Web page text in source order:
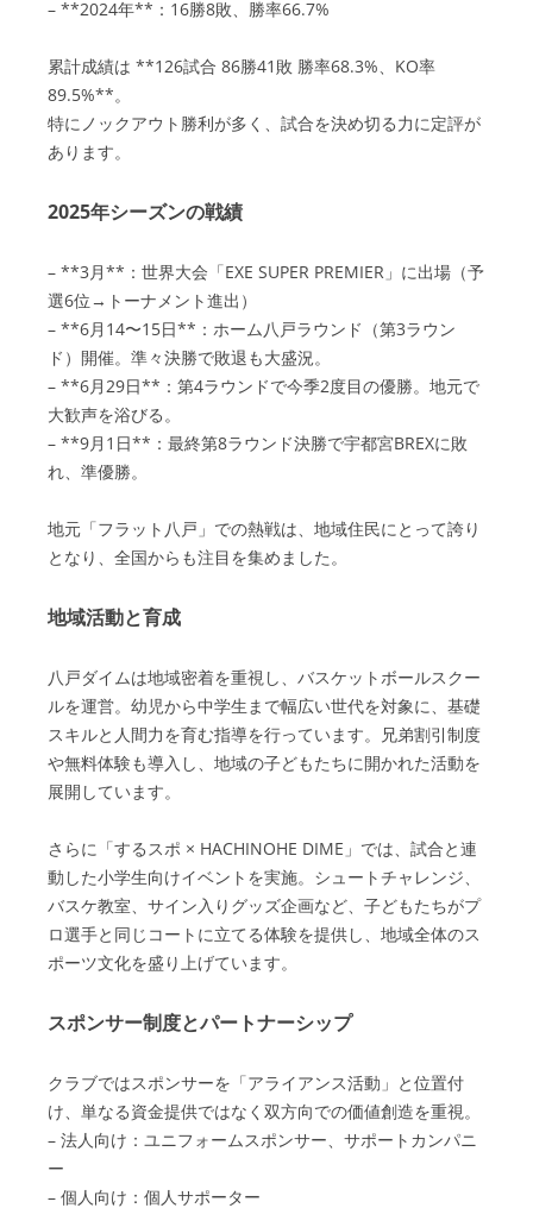
– **2024年**：16勝8敗、勝率66.7%
累計成績は **126試合 86勝41敗 勝率68.3%、KO率
89.5%**。
特にノックアウト勝利が多く、試合を決め切る力に定評が
あります。
2025年シーズンの戦績
– **3月**：世界大会「EXE SUPER PREMIER」に出場（予
選6位→トーナメント進出）
– **6月14〜15日**：ホーム八戸ラウンド（第3ラウン
ド）開催。準々決勝で敗退も大盛況。
– **6月29日**：第4ラウンドで今季2度目の優勝。地元で
大歓声を浴びる。
– **9月1日**：最終第8ラウンド決勝で宇都宮BREXに敗
れ、準優勝。
地元「フラット八戸」での熱戦は、地域住民にとって誇り
となり、全国からも注目を集めました。
地域活動と育成
八戸ダイムは地域密着を重視し、バスケットボールスクー
ルを運営。幼児から中学生まで幅広い世代を対象に、基礎
スキルと人間力を育む指導を行っています。兄弟割引制度
や無料体験も導入し、地域の子どもたちに開かれた活動を
展開しています。
さらに「するスポ × HACHINOHE DIME」では、試合と連
動した小学生向けイベントを実施。シュートチャレンジ、
バスケ教室、サイン入りグッズ企画など、子どもたちがプ
ロ選手と同じコートに立てる体験を提供し、地域全体のス
ポーツ文化を盛り上げています。
スポンサー制度とパートナーシップ
クラブではスポンサーを「アライアンス活動」と位置付
け、単なる資金提供ではなく双方向での価値創造を重視。
– 法人向け：ユニフォームスポンサー、サポートカンパニ
ー
– 個人向け：個人サポーター